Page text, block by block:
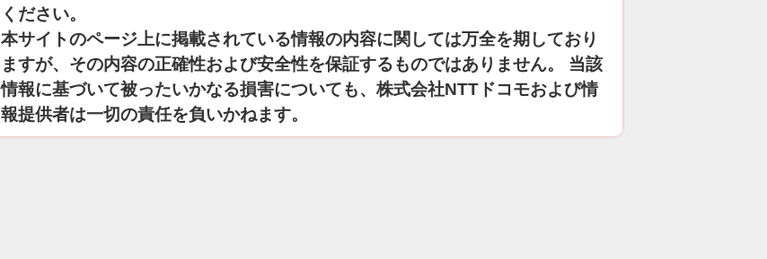
ください。
本サイトのページ上に掲載されている情報の内容に関しては万全を期しており
ますが、その内容の正確性および安全性を保証するものではありません。 当該
情報に基づいて被ったいかなる損害についても、株式会社NTTドコモおよび情
報提供者は一切の責任を負いかねます。